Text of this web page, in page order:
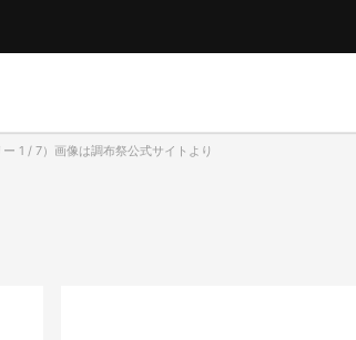
ー 1 / 7）画像は調布祭公式サイトより